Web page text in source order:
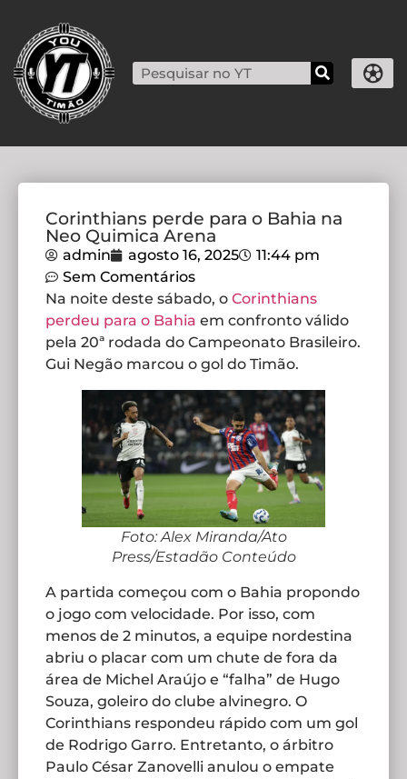
Corinthians perde para o Bahia na
Neo Quimica Arena
admin agosto 16, 2025
11:44 pm
Sem Comentários
Na noite deste sábado, o Corinthians
perdeu para o Bahia em confronto válido
pela 20ª rodada do Campeonato Brasileiro.
Gui Negão marcou o gol do Timão.
Foto: Alex Miranda/Ato
Press/Estadão Conteúdo
A partida começou com o Bahia propondo
o jogo com velocidade. Por isso, com
menos de 2 minutos, a equipe nordestina
abriu o placar com um chute de fora da
área de Michel Araújo e “falha” de Hugo
Souza, goleiro do clube alvinegro. O
Corinthians respondeu rápido com um gol
de Rodrigo Garro. Entretanto, o árbitro
Paulo César Zanovelli anulou o empate